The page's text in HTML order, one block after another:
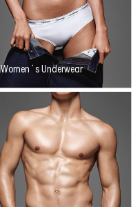
Women´s Underwear